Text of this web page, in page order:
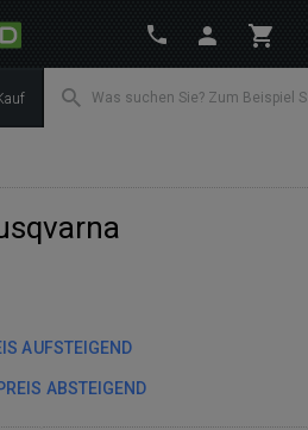
AUFSTEIGEND
ABSTEIGEND